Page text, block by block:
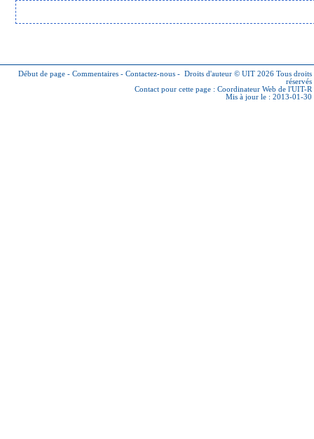
Début de page - Commentaires - Contactez-nous - Droits d'auteur © UIT 2026 Tous droits
réservés
Contact pour cette page : Coordinateur Web de l'UIT-R
Mis à jour le : 2013-01-30